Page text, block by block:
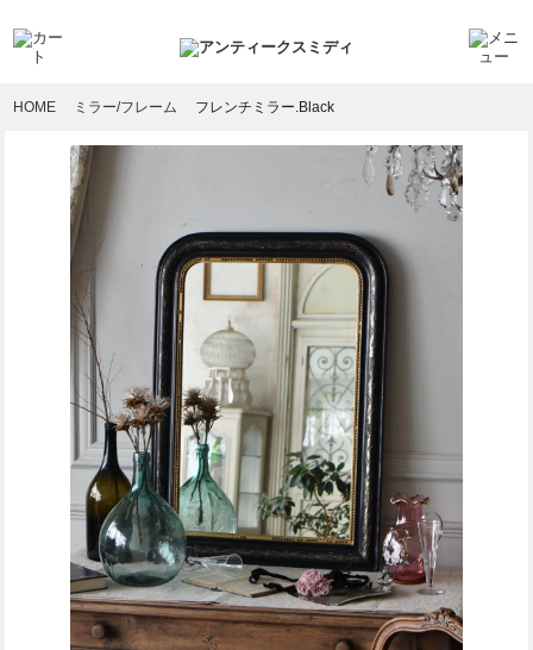
HOME ミラー/フレーム フレンチミラー.Black